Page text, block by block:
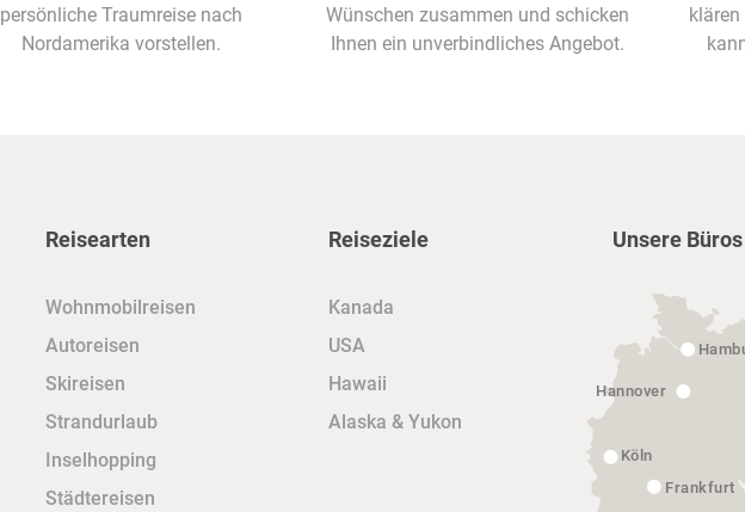
persönliche Traumreise nach
Nordamerika vorstellen.
Wünschen zusammen und schicken
Ihnen ein unverbindliches Angebot.
Reisearten
Wohnmobilreisen
Autoreisen
Skireisen
Strandurlaub
Inselhopping
Städtereisen
Reiseziele
Kanada
USA
Hawaii
Alaska & Yukon
Unsere Büros
Hannover
Köln
Frankfurt